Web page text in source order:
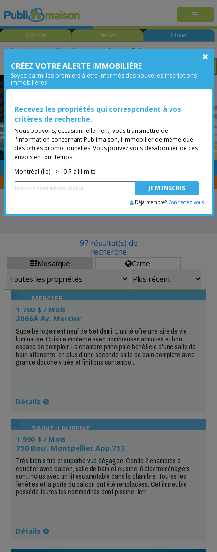
À Vendre Neuves À Louer
Taille Prix
Vieux-Montréal
Placer une annonce
Vous êtes courtier, transférer vos propriétés avecCENTRIS
Mosaïque Carte
97 résultat(s) de
recherche
MERCIER
1 700 $ / Mois
2066A Av. Mercier
Superbe logement neuf de 5 et demi. L'unité offre une aire de vie
lumineuse. Cuisine moderne avec nombreuses armoires et bon
espace de comptoir. La chambre principale bénéficie d'une salle de
bain attenante, en plus d'une seconde salle de bain complète avec
grande douche vitrée et finitions contempo...
Détails
SAINT-LAURENT
1 990 $ / Mois
750 Boul. Montpellier App.713
Très bien situé et superbe vue dégagée. Condo 2 chambres à
coucher avec balcon, salle de bain et cuisine, 6 électroménagers
sont inclus avec un lit escamotable dans la chambre. Toutes les
fenêtres et la porte du balcon ont été remplacées. Cet immeuble
possède toutes les commodités dont piscine, terr...
Détails
CRÉEZ VOTRE ALERTE IMMOBILIÈRE
Soyez parmi les premiers à être informés des nouvelles inscriptions
immobilières
Recevez les propriétés qui correspondent à vos
critères de recherche.
Nous pouvons, occasionnellement, vous transmettre de
l'information concernant Publimaison, l'immobilier de même que
des offres promotionnelles. Vous pouvez vous désabonner de ces
envois en tout temps.
Montréal (Île)
> 0 $ à Illimité
Déjà membre? Connectez-vous